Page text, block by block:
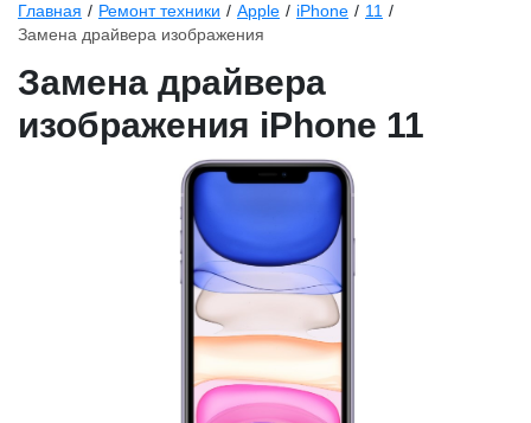
Главная / Ремонт техники / Apple / iPhone / 11 /
Замена драйвера изображения
Замена драйвера
изображения iPhone 11